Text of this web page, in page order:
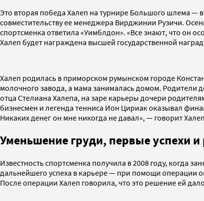
Это вторая победа Халеп на турнире Большого шлема —
совместительству ее менеджера Вирджинии Рузичи.
спортсменка ответила «Уимблдон». «Все знают, что он
Халеп будет награждена высшей государственной
Халеп родилась в приморском румынском городе
молочного завода, а мама занималась домом. Родители
отца Стелиана Халепа, на заре карьеры дочери
бизнесмен и легенда тенниса Ион Цириак оказывал
Никаких денег он мне никогда не давал», — говорит
Уменьшение груди, первые успехи
Известность спортсменка получила в 2008 году, когда
дальнейшего успеха в карьере — при помощи операции
После операции Халеп говорила, что это решение ей